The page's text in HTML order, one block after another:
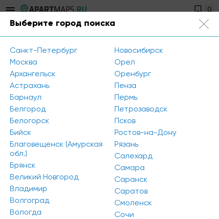
0
Главная/ Политика конфиденциальности
Политика конфиденциальности
1. Конфиденциальность ваших данных очень важна для
Apartmaps.
Мы руководствуемся положениями Федерального
закона от 27 июля 2006 г. № 152-ФЗ «О персональных
данных» («Закон»), и все персональные данные,
которые вы предоставляете нам через настоящий
сайт, обрабатываются в соответствии с этим законом.
Пользуясь настоящим сайтом, вы тем самым выражаете
согласие на использование ваших персональных
данных в порядке, указанном ниже.
2. Вся информация и персональные данные, собранные
Выберите город поиска
Санкт-Петербург
Москва
Архангельск
Астрахань
Барнаул
Белгород
Белогорск
Бийск
Благовещенск (Амурская
обл.)
Брянск
Великий Новгород
Владимир
Волгоград
Вологда
Новосибирск
Орел
Оренбург
Пенза
Пермь
Петрозаводск
Псков
Ростов-на-Дону
Рязань
Салехард
Самара
Саранск
Саратов
Смоленск
Сочи